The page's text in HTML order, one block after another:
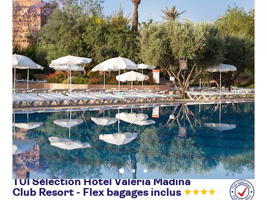
TUI Sélection Hôtel Valeria Madina
Club Resort - Flex bagages inclus